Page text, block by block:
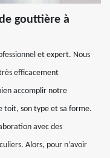
gouttière à
et expert. Nous
efficacement
accomplir notre
toit, son type et sa forme.
avec des
Alors, pour n’avoir